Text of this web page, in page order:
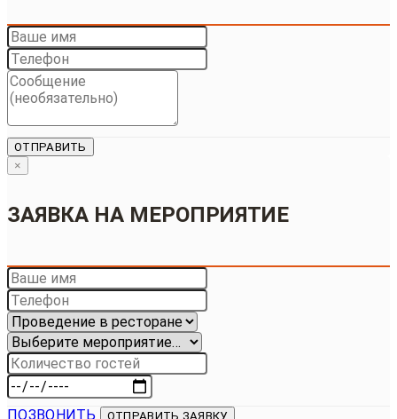
ОТПРАВИТЬ
×
ЗАЯВКА НА МЕРОПРИЯТИЕ
ПОЗВОНИТЬ ОТПРАВИТЬ ЗАЯВКУ